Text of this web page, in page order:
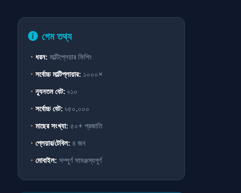
গেম তথ্য
ধরন: মাল্টিপ্লেয়ার ফিশিং
সর্বোচ্চ মাল্টিপ্লায়ার: ১০০০×
ন্যূনতম বেট: ৳১০
সর্বোচ্চ বেট: ৳৫০,০০০
মাছের সংখ্যা: ৫০+ প্রজাতি
প্লেয়ার/টেবিল: ৪ জন
মোবাইল: সম্পূর্ণ সামঞ্জস্যপূর্ণ